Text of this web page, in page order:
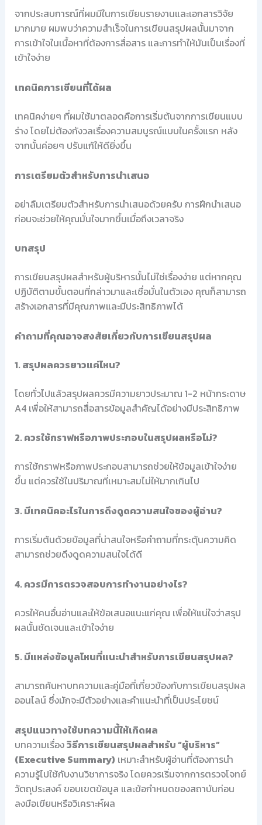
จากประสบการณ์ที่ผมมีในการเขียนรายงานและเอกสารวิจัย
มากมาย ผมพบว่าความสำเร็จในการเขียนสรุปผลนั้นมาจาก
การเข้าใจในเนื้อหาที่ต้องการสื่อสาร และการทำให้มันเป็นเรื่องที่
เข้าใจง่าย
เทคนิคการเขียนที่ได้ผล
เทคนิคง่ายๆ ที่ผมใช้มาตลอดคือการเริ่มต้นจากการเขียนแบบ
ร่าง โดยไม่ต้องกังวลเรื่องความสมบูรณ์แบบในครั้งแรก หลัง
จากนั้นค่อยๆ ปรับแก้ให้ดียิ่งขึ้น
การเตรียมตัวสำหรับการนำเสนอ
อย่าลืมเตรียมตัวสำหรับการนำเสนอด้วยครับ การฝึกนำเสนอ
ก่อนจะช่วยให้คุณมั่นใจมากขึ้นเมื่อถึงเวลาจริง
บทสรุป
การเขียนสรุปผลสำหรับผู้บริหารนั้นไม่ใช่เรื่องง่าย แต่หากคุณ
ปฏิบัติตามขั้นตอนที่กล่าวมาและเชื่อมั่นในตัวเอง คุณก็สามารถ
สร้างเอกสารที่มีคุณภาพและมีประสิทธิภาพได้
คำถามที่คุณอาจสงสัยเกี่ยวกับการเขียนสรุปผล
1. สรุปผลควรยาวแค่ไหน?
โดยทั่วไปแล้วสรุปผลควรมีความยาวประมาณ 1-2 หน้ากระดาษ
A4 เพื่อให้สามารถสื่อสารข้อมูลสำคัญได้อย่างมีประสิทธิภาพ
2. ควรใช้กราฟหรือภาพประกอบในสรุปผลหรือไม่?
การใช้กราฟหรือภาพประกอบสามารถช่วยให้ข้อมูลเข้าใจง่าย
ขึ้น แต่ควรใช้ในปริมาณที่เหมาะสมไม่ให้มากเกินไป
3. มีเทคนิคอะไรในการดึงดูดความสนใจของผู้อ่าน?
การเริ่มต้นด้วยข้อมูลที่น่าสนใจหรือคำถามที่กระตุ้นความคิด
สามารถช่วยดึงดูดความสนใจได้ดี
4. ควรมีการตรวจสอบการทำงานอย่างไร?
ควรให้คนอื่นอ่านและให้ข้อเสนอแนะแก่คุณ เพื่อให้แน่ใจว่าสรุป
ผลนั้นชัดเจนและเข้าใจง่าย
5. มีแหล่งข้อมูลไหนที่แนะนำสำหรับการเขียนสรุปผล?
สามารถค้นหาบทความและคู่มือที่เกี่ยวข้องกับการเขียนสรุปผล
ออนไลน์ ซึ่งมักจะมีตัวอย่างและคำแนะนำที่เป็นประโยชน์
สรุปแนวทางใช้บทความนี้ให้เกิดผล
บทความเรื่องวิธีการเขียนสรุปผลสำหรับ “ผู้บริหาร”
(Executive Summary) เหมาะสำหรับผู้อ่านที่ต้องการนำ
ความรู้ไปใช้กับงานวิชาการจริง โดยควรเริ่มจากการตรวจโจทย์
วัตถุประสงค์ ขอบเขตข้อมูล และข้อกำหนดของสถาบันก่อน
ลงมือเขียนหรือวิเคราะห์ผล